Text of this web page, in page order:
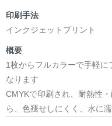
印刷手法
インクジェットプリント
概要
1枚からフルカラーで手軽
なります
CMYKで印刷され、耐熱性
ら、色褪せしにくく、水に